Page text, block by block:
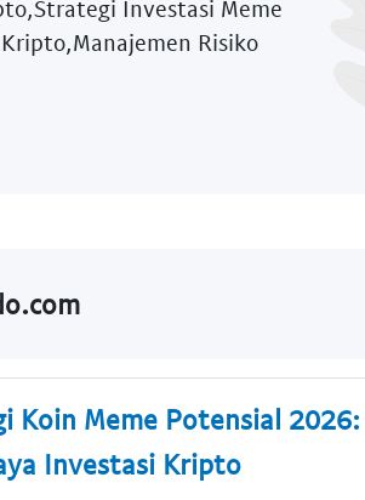
Investasi Meme
Risiko
Koin Meme Potensial 2026:
Investasi Kripto